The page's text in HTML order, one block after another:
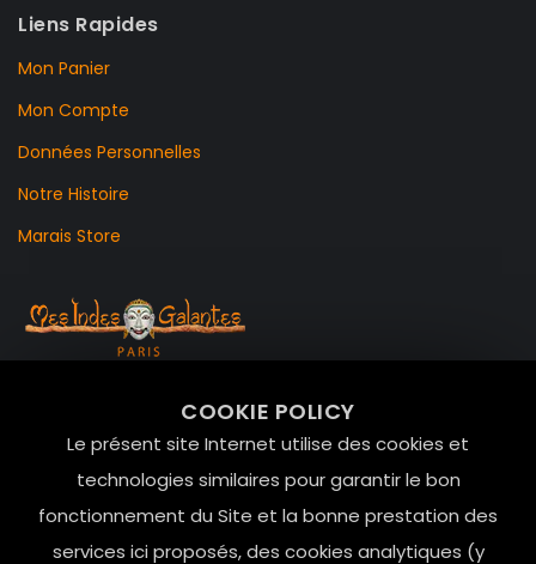
COOKIE POLICY
Le présent site Internet utilise des cookies et
technologies similaires pour garantir le bon
fonctionnement du Site et la bonne prestation des
services ici proposés, des cookies analytiques (y
Liens Rapides
Mon Panier
Mon Compte
Données Personnelles
Notre Histoire
Marais Store
Le Marais, 75004 Paris
contact@mesindesgalantes.com
01.42.72.42.51